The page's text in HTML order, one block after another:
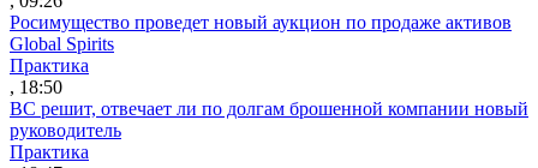
Росимущество проведет новый аукцион по продаже активов
Global Spirits
Практика
, 18:50
ВС решит, отвечает ли по долгам брошенной компании новый
руководитель
Практика